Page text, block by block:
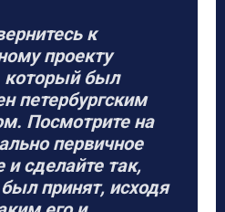
к
проекту
который был
петербургским
Посмотрите на
первичное
и сделайте так,
принят, исходя